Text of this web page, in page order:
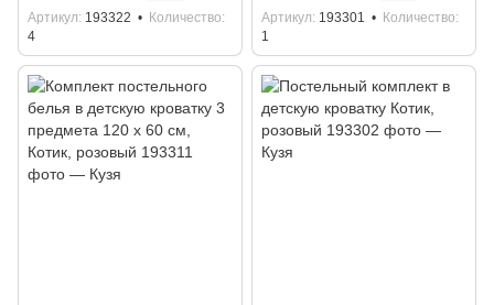
Артикул 193322
Количество
4
Артикул 193301
Количество
1